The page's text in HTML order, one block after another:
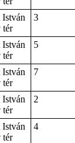
István
tér
3
István
tér
5
István
tér
7
István
tér
2
István
tér
4